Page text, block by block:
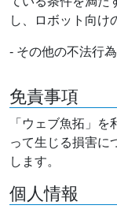
し、ロボット向け
- その他の不法行為
免責事項
「ウェブ魚拓」
って生じる損害に
します。
個人情報